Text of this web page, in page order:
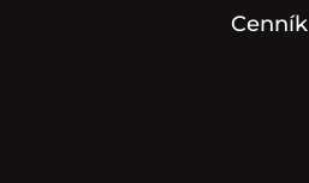
Cenník